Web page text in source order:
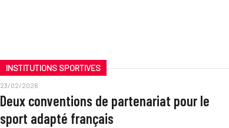
INSTITUTIONS SPORTIVES
23/02/2026
Deux conventions de partenariat pour le
sport adapté français